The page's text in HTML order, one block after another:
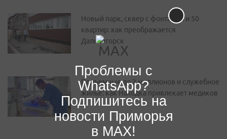
Новый парк, сквер с фонтаном и 50
квартир: как преображается
Дальнегорск
Подъемные до 2 миллионов и служебное
жилье: как Находка привлекает медиков
Проблемы с
WhatsApp?
Подпишитесь на
новости Приморья
в MAX!